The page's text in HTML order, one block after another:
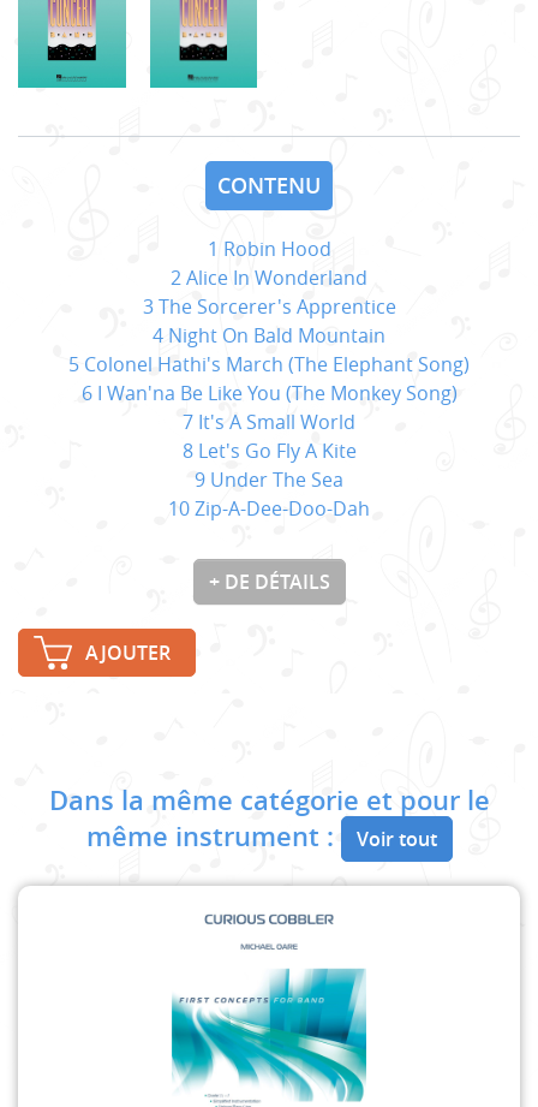
CONTENU
1 Robin Hood
2 Alice In Wonderland
3 The Sorcerer's Apprentice
4 Night On Bald Mountain
5 Colonel Hathi's March (The Elephant Song)
6 I Wan'na Be Like You (The Monkey Song)
7 It's A Small World
8 Let's Go Fly A Kite
9 Under The Sea
10 Zip-A-Dee-Doo-Dah
+ DE DÉTAILS
AJOUTER
Dans la même catégorie et pour le
même instrument :
Voir tout